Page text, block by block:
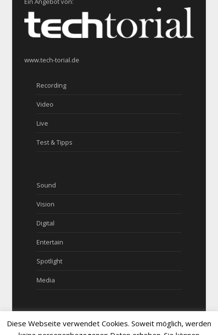
www.tech-torial.de
Recording
Video
Live
Test & Tipps
Sound
Vision
Digital
Entertain
Spotlight
Media
Diese Webseite verwendet Cookies. Soweit möglich, werden